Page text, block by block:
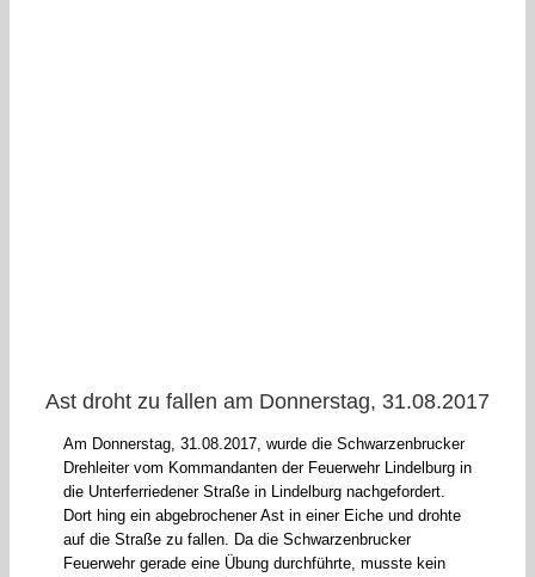
Ast droht zu fallen am Donnerstag, 31.08.2017
Am Donnerstag, 31.08.2017, wurde die Schwarzenbrucker
Drehleiter vom Kommandanten der Feuerwehr Lindelburg in
die Unterferriedener Straße in Lindelburg nachgefordert.
Dort hing ein abgebrochener Ast in einer Eiche und drohte
auf die Straße zu fallen. Da die Schwarzenbrucker
Feuerwehr gerade eine Übung durchführte, musste kein